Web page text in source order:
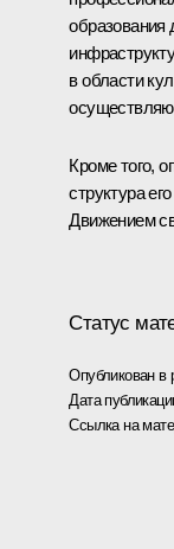
образования
в области
Кроме того,
структура
Движением
Статус
Опубликован в
Дата
Ссылка на